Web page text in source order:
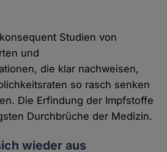
Studien von
und
die klar nachweisen,
so rasch senken
Die Erfindung der Impfstoffe
Durchbrüche der Medizin.
wieder aus